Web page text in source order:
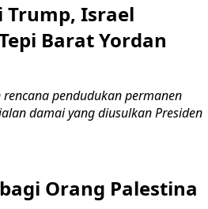
Trump, Israel
Barat Yordan
rencana pendudukan permanen
damai yang diusulkan Presiden
Orang Palestina